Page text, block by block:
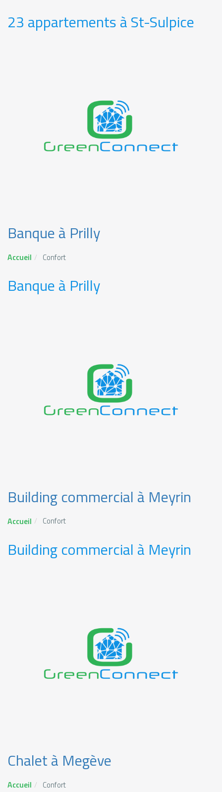
23 appartements à St-Sulpice
Banque à Prilly
Accueil Confort
Banque à Prilly
Building commercial à Meyrin
Accueil Confort
Building commercial à Meyrin
Chalet à Megève
Accueil Confort